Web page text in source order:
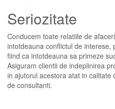
Seriozitate
Conducem toate relatiile de
intotdeauna conflictul de interese,
fiind ca intotdeauna sa primeze
Asiguram clientii de indeplinirea
in ajutorul acestora atat in calitate
de consultanti.